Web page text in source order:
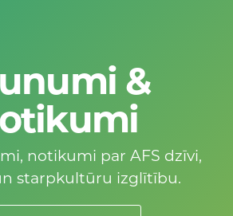
&
notikumi par AFS dzīvi,
starpkultūru izglītību.